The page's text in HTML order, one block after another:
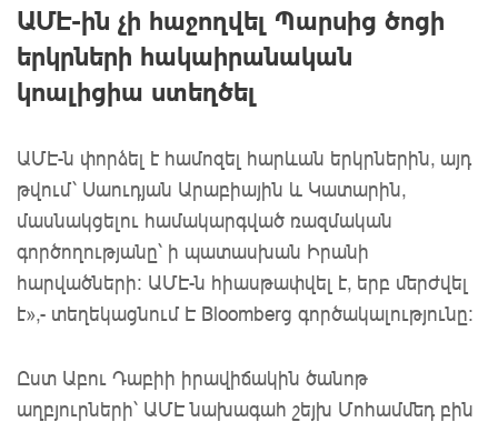
ԱՄԷ-ին չի հաջողվել Պարսից ծոցի
երկրների հակաիրանական
կոալիցիա ստեղծել
ԱՄԷ-ն փորձել է համոզել հարևան երկրներին, այդ
թվում՝ Սաուդյան Արաբիային և Կատարին,
մասնակցելու համակարգված ռազմական
գործողությանը՝ ի պատասխան Իրանի
հարվածների: ԱՄԷ-ն հիասթափվել է, երբ մերժվել
է»,- տեղեկացնում Է Bloomberg գործակալությունը։
Ըստ Աբու Դաբիի իրավիճակին ծանոթ
աղբյուրների՝ ԱՄԷ նախագահ շեյխ Մոհամմեդ բին